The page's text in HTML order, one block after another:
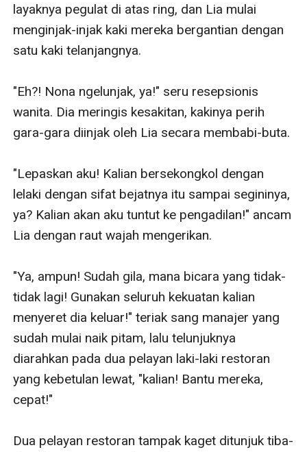
layaknya pegulat di atas ring, dan Lia mulai
menginjak-injak kaki mereka bergantian dengan
satu kaki telanjangnya.
"Eh?! Nona ngelunjak, ya!" seru resepsionis
wanita. Dia meringis kesakitan, kakinya perih
gara-gara diinjak oleh Lia secara membabi-buta.
"Lepaskan aku! Kalian bersekongkol dengan
lelaki dengan sifat bejatnya itu sampai segininya,
ya? Kalian akan aku tuntut ke pengadilan!" ancam
Lia dengan raut wajah mengerikan.
"Ya, ampun! Sudah gila, mana bicara yang tidak-
tidak lagi! Gunakan seluruh kekuatan kalian
menyeret dia keluar!" teriak sang manajer yang
sudah mulai naik pitam, lalu telunjuknya
diarahkan pada dua pelayan laki-laki restoran
yang kebetulan lewat, "kalian! Bantu mereka,
cepat!"
Dua pelayan restoran tampak kaget ditunjuk tiba-